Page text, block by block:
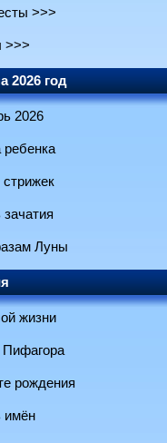
>>>
>>>
2026 год
2026
Луны
жизни
Пифагора
рождения
имён